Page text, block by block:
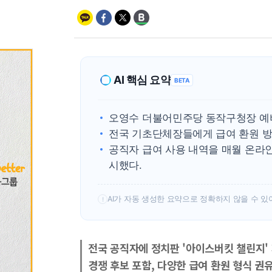
AI 핵심 요약 BETA
오영수 더불어민주당 동작구청장
전국 기초단체장들에게 급여 환원
공직자 급여 사용 내역을 매월 온라
시했다.
! AI가 자동 생성한 요약으로 정확하지 않을 수 있
전국 공직자에 정치판 '아이스버킷 챌린지'
경쟁 후보 포함, 다양한 급여 환원 형식 권